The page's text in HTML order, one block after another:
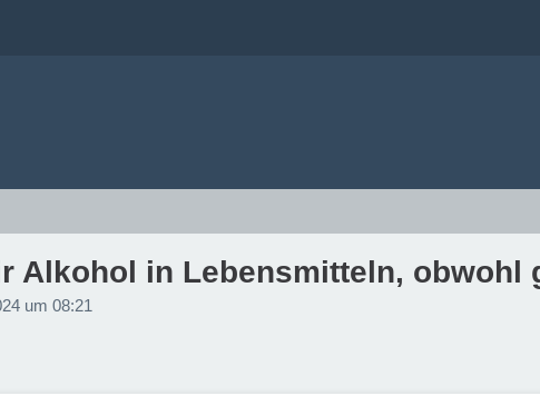
Alkohol in Lebensmitteln, obwohl
um 08:21